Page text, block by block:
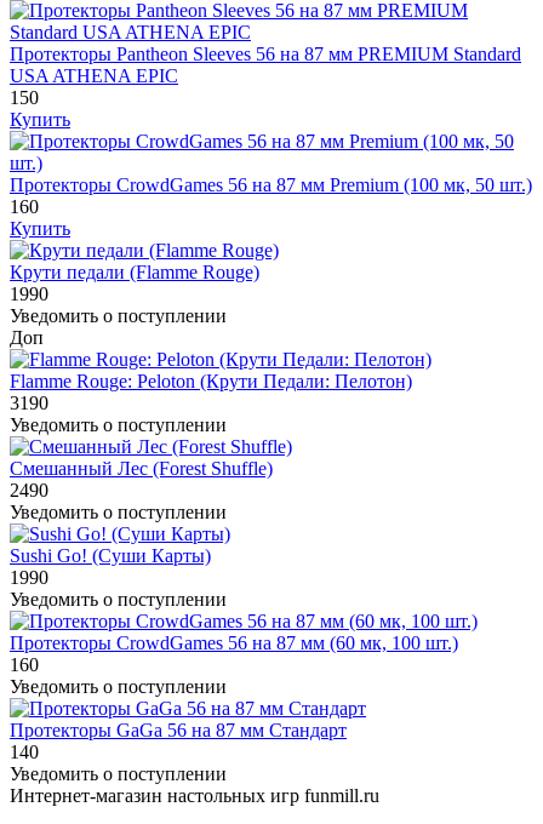
Протекторы Pantheon Sleeves 56 на 87 мм PREMIUM Standard
USA ATHENA EPIC
150
Купить
Протекторы CrowdGames 56 на 87 мм Premium (100 мк, 50 шт.)
160
Купить
Крути педали (Flamme Rouge)
1990
Уведомить о поступлении
Доп
Flamme Rouge: Peloton (Крути Педали: Пелотон)
3190
Уведомить о поступлении
Смешанный Лес (Forest Shuffle)
2490
Уведомить о поступлении
Sushi Go! (Суши Карты)
1990
Уведомить о поступлении
Протекторы CrowdGames 56 на 87 мм (60 мк, 100 шт.)
160
Уведомить о поступлении
Протекторы GaGa 56 на 87 мм Стандарт
140
Уведомить о поступлении
Интернет-магазин настольных игр funmill.ru